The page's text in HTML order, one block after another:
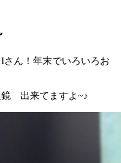
ん！年末でいろいろお
鏡 出来てますよ~♪